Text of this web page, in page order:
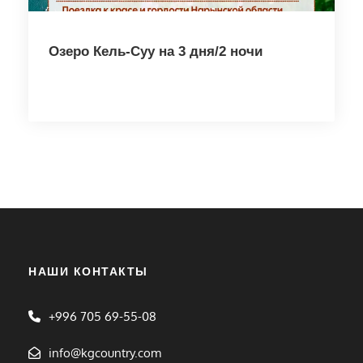
Озеро Кель-Суу на 3 дня/2 ночи
НАШИ КОНТАКТЫ
+996 705 69-55-08
info@kgcountry.com